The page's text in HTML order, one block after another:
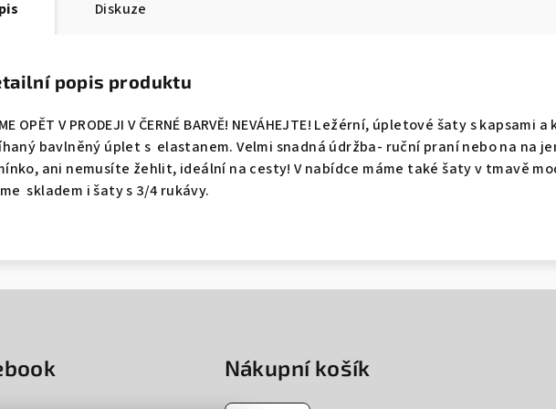
Diskuze
popis produktu
OPĚT V PRODEJI V ČERNÉ BARVĚ! NEVÁHEJTE! Ležérní, úpletové šaty s
bavlněný úplet s elastanem. Velmi snadná údržba- ruční praní nebo na na
ani nemusíte žehlit, ideální na cesty! V nabídce máme také šaty v tmavě
skladem i šaty s 3/4 rukávy.
Nákupní košík